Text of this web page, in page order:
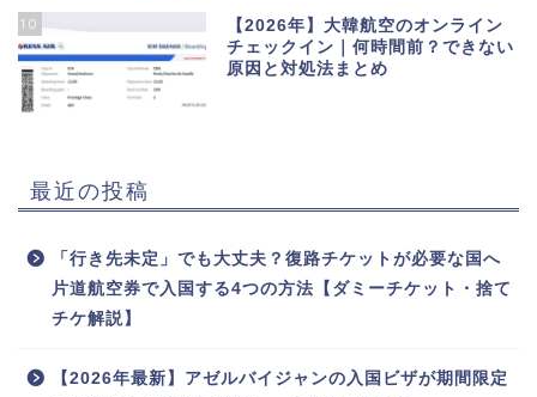
10
【2026年】大韓航空のオンライン
チェックイン｜何時間前？できない
原因と対処法まとめ
最近の投稿
「行き先未定」でも大丈夫？復路チケットが必要な国へ
片道航空券で入国する4つの方法【ダミーチケット・捨て
チケ解説】
【2026年最新】アゼルバイジャンの入国ビザが期間限定